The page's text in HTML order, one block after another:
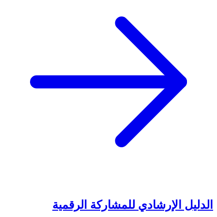
الدليل الإرشادي للمشاركة الرقمية